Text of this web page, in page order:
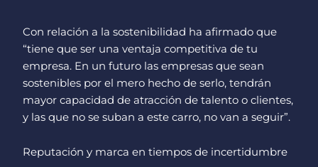
Con relación a la sostenibilidad ha afirmado que
“tiene que ser una ventaja competitiva de tu
empresa. En un futuro las empresas que sean
sostenibles por el mero hecho de serlo, tendrán
mayor capacidad de atracción de talento o clientes,
y las que no se suban a este carro, no van a seguir”.
Reputación y marca en tiempos de incertidumbre